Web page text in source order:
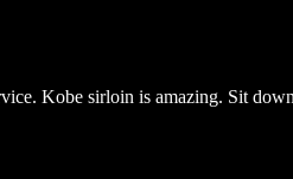
Kobe sirloin is amazing. Sit